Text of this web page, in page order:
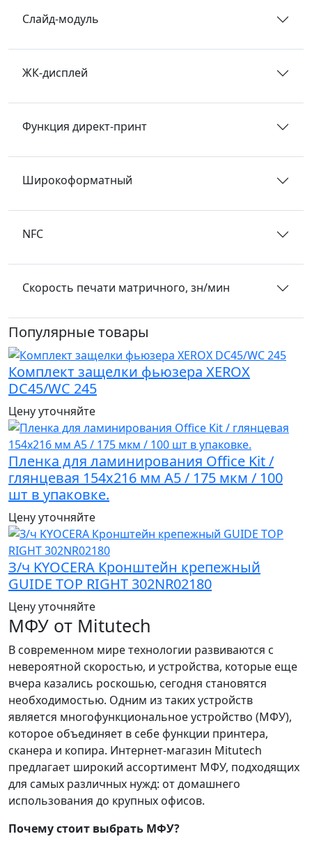
Слайд-модуль
ЖК-дисплей
Функция директ-принт
Широкоформатный
NFC
Скорость печати матричного, зн/мин
Популярные товары
Комплект защелки фьюзера XEROX
DC45/WC 245
Цену уточняйте
Пленка для ламинирования Office Kit /
глянцевая 154х216 мм A5 / 175 мкм / 100
шт в упаковке.
Цену уточняйте
З/ч KYOCERA Кронштейн крепежный
GUIDE TOP RIGHT 302NR02180
Цену уточняйте
МФУ от Mitutech
В современном мире технологии развиваются с
невероятной скоростью, и устройства, которые еще
вчера казались роскошью, сегодня становятся
необходимостью. Одним из таких устройств
является многофункциональное устройство (МФУ),
которое объединяет в себе функции принтера,
сканера и копира. Интернет-магазин Mitutech
предлагает широкий ассортимент МФУ, подходящих
для самых различных нужд: от домашнего
использования до крупных офисов.
Почему стоит выбрать МФУ?